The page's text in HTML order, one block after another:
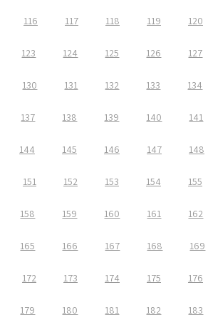
116 117 118 119 120
123 124 125 126 127
130 131 132 133 134
137 138 139 140 141
144 145 146 147 148
151 152 153 154 155
158 159 160 161 162
165 166 167 168 169
172 173 174 175 176
179 180 181 182 183